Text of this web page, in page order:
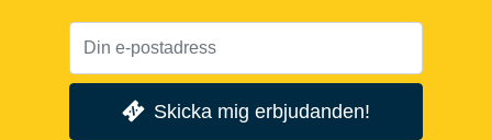
Skicka mig erbjudanden!